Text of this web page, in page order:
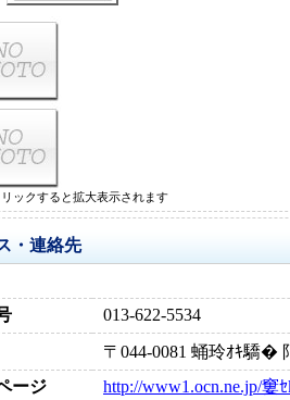
ックすると拡大表示されます
・連絡先
013-622-5534
〒044-0081 蛹玲ｵｷ驕
ージ
http://www1.ocn.ne.jp/窶